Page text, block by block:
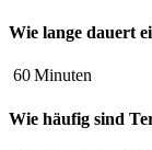
Wie lange dauert
60 Minuten
Wie häufig sind